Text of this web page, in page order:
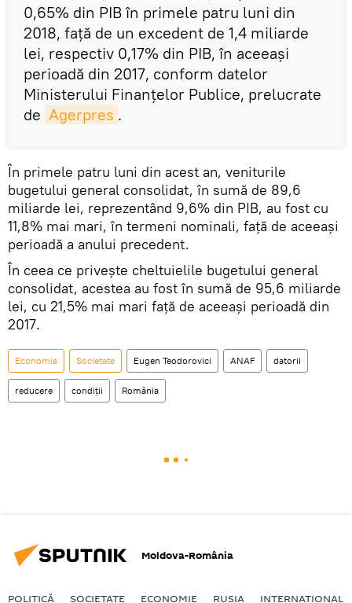
0,65% din PIB în primele patru luni din
2018, faţă de un excedent de 1,4 miliarde
lei, respectiv 0,17% din PIB, în aceeaşi
perioadă din 2017, conform datelor
Ministerului Finanţelor Publice, prelucrate
de Agerpres .
În primele patru luni din acest an, veniturile
bugetului general consolidat, în sumă de 89,6
miliarde lei, reprezentând 9,6% din PIB, au fost cu
11,8% mai mari, în termeni nominali, faţă de aceeaşi
perioadă a anului precedent.
În ceea ce priveşte cheltuielile bugetului general
consolidat, acestea au fost în sumă de 95,6 miliarde
lei, cu 21,5% mai mari faţă de aceeaşi perioadă din
2017.
Economie Societate Eugen Teodorovici ANAF datorii
reducere condiții România
Moldova-România
POLITICĂ SOCIETATE ECONOMIE RUSIA INTERNAŢIONAL